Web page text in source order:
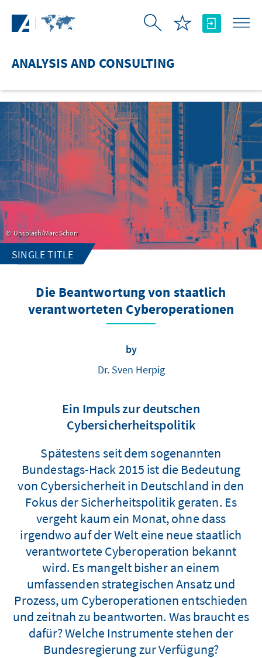
ANALYSIS AND CONSULTING
Unsplash/Marc Schorr
SINGLE TITLE
Die Beantwortung von staatlich
verantworteten Cyberoperationen
by
Dr. Sven Herpig
Ein Impuls zur deutschen
Cybersicherheitspolitik
Spätestens seit dem sogenannten
Bundestags-Hack 2015 ist die Bedeutung
von Cybersicherheit in Deutschland in den
Fokus der Sicherheitspolitik geraten. Es
vergeht kaum ein Monat, ohne dass
irgendwo auf der Welt eine neue staatlich
verantwortete Cyberoperation bekannt
wird. Es mangelt bisher an einem
umfassenden strategischen Ansatz und
Prozess, um Cyberoperationen entschieden
und zeitnah zu beantworten. Was braucht es
dafür? Welche Instrumente stehen der
Bundesregierung zur Verfügung?